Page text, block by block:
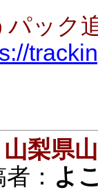
パック
梨県
： よ